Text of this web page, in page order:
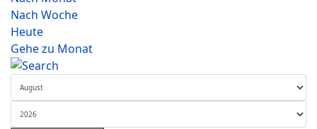
Nach Woche
Heute
Gehe zu Monat